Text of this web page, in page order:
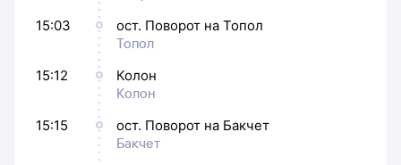
15:03
ост. Поворот на Топол
Топол
15:12
Колон
Колон
15:15
ост. Поворот на Бакчет
Бакчет